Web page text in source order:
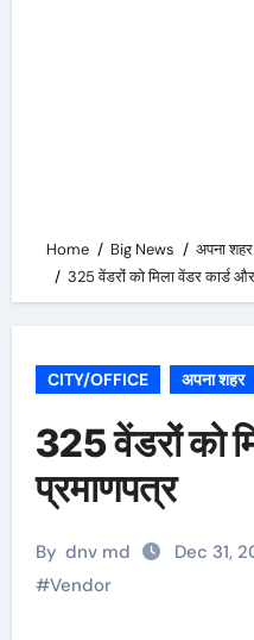
Home Big News
अपना शहर
325 वेंडरोंं को मिला वेंडर कार्ड
CITY/OFFICE अपना शहर
325 वेंडरोंं को
प्रमाणपत्र
By dnv md Dec 31,
#Vendor